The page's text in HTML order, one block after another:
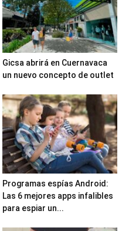
Gicsa abrirá en Cuernavaca
un nuevo concepto de outlet
Programas espías Android:
Las 6 mejores apps infalibles
para espiar un...